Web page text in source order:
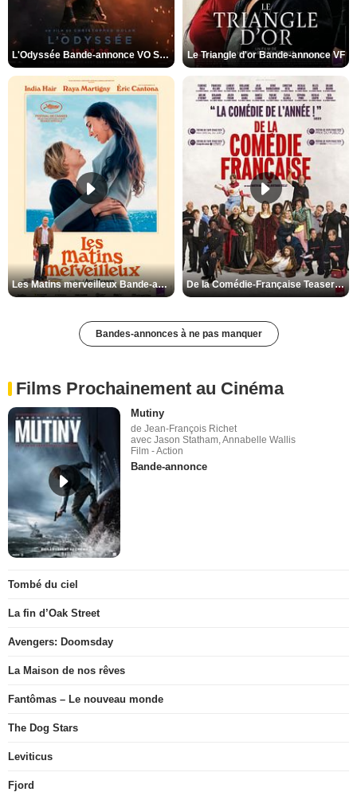
L'Odyssée Bande-annonce VO STFR Le Triangle d'or Bande-annonce VF
Les Matins merveilleux Bande-annonce VF De la Comédie-Française Teaser VF
Bandes-annonces à ne pas manquer
Films Prochainement au Cinéma
Mutiny
de Jean-François Richet
avec Jason Statham, Annabelle Wallis
Film - Action
Bande-annonce
Tombé du ciel
La fin d’Oak Street
Avengers: Doomsday
La Maison de nos rêves
Fantômas – Le nouveau monde
The Dog Stars
Leviticus
Fjord